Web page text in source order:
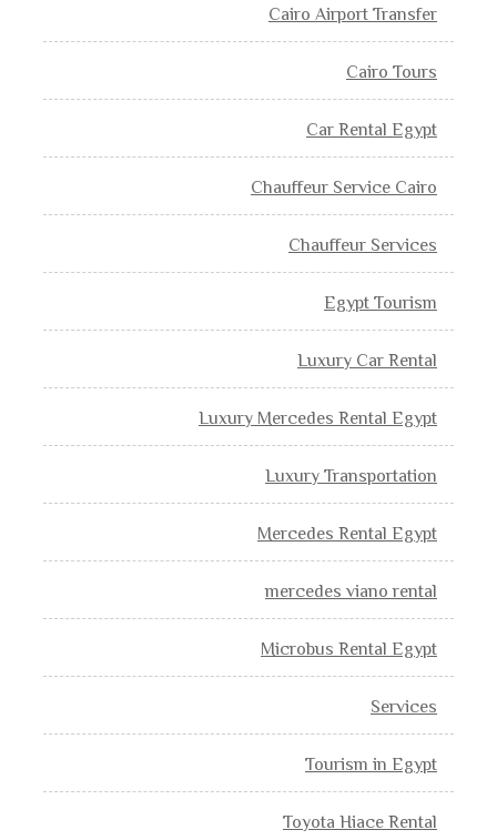
Cairo Airport Transfer
Cairo Tours
Car Rental Egypt
Chauffeur Service Cairo
Chauffeur Services
Egypt Tourism
Luxury Car Rental
Luxury Mercedes Rental Egypt
Luxury Transportation
Mercedes Rental Egypt
mercedes viano rental
Microbus Rental Egypt
Services
Tourism in Egypt
Toyota Hiace Rental